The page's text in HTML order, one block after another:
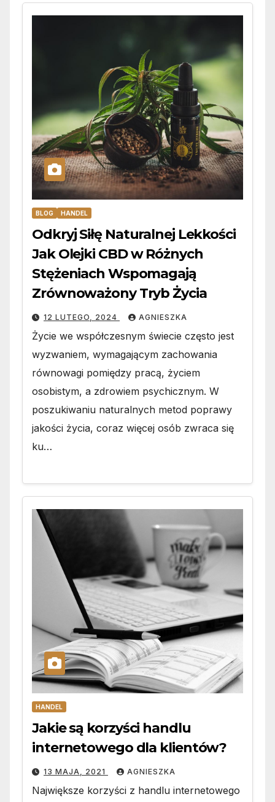
BLOG HANDEL
Odkryj Siłę Naturalnej Lekkości
Jak Olejki CBD w Różnych
Stężeniach Wspomagają
Zrównoważony Tryb Życia
12 LUTEGO, 2024 AGNIESZKA
Życie we współczesnym świecie często jest
wyzwaniem, wymagającym zachowania
równowagi pomiędzy pracą, życiem
osobistym, a zdrowiem psychicznym. W
poszukiwaniu naturalnych metod poprawy
jakości życia, coraz więcej osób zwraca się
ku…
HANDEL
Jakie są korzyści handlu
internetowego dla klientów?
13 MAJA, 2021 AGNIESZKA
Największe korzyści z handlu internetowego